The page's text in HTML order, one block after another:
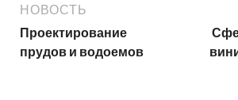
НОВОСТЬ
Проектирование
прудов и водоемов